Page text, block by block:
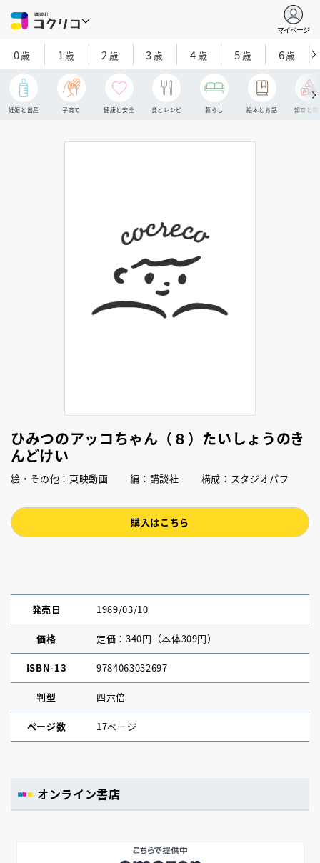
マイページ
0歳 1歳 2 歳 3歳 4歳 5歳 6歳
妊娠と出産 子育て 健康と安全 食とレシピ 暮らし 絵本とお話 知育と探
ひみつのアッコちゃん（８）たいしょうのき
んどけい
絵・その他：東映動画 編：講談社 構成：スタジオパフ
購入はこちら
発売日 1989/03/10
価格 定価：340円（本体309円）
ISBN-13 9784063032697
判型 四六倍
ページ数 17ページ
オンライン書店